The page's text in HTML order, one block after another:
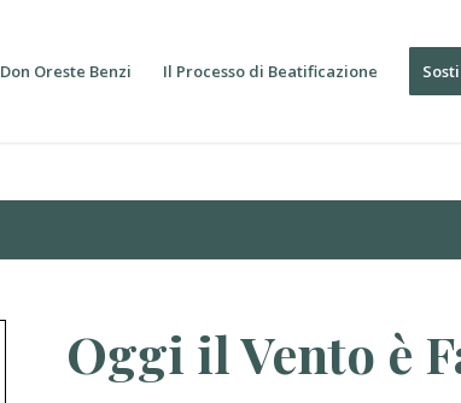
Don Oreste Benzi Il Processo di Beatificazione
Oggi il Vento è